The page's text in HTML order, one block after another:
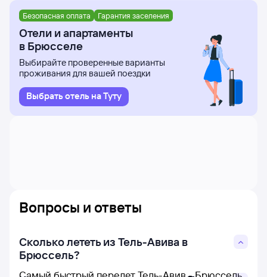
Безопасная оплата Гарантия заселения
Отели и апартаменты
в Брюсселе
Выбирайте проверенные варианты
проживания для вашей поездки
Выбрать отель на Туту
Вопросы и ответы
Сколько лететь из Тель-Авива в
Брюссель?